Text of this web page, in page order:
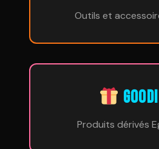
Outils et
Produits dérivés